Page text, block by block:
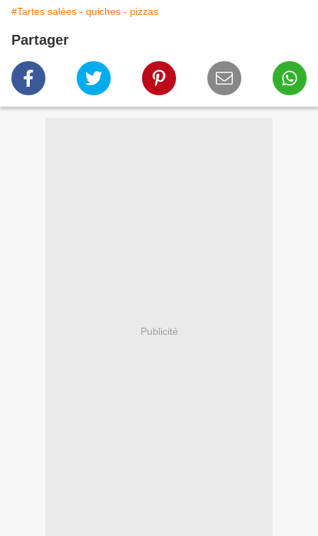
#Tartes salées - quiches - pizzas
Partager
Publicité